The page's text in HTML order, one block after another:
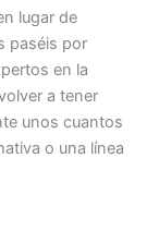
lugar de
paséis por
en la
a tener
unos cuantos
o una línea